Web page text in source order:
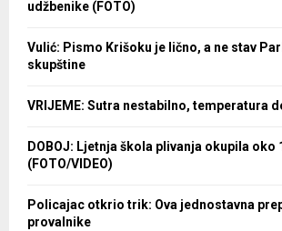
udžbenike (FOTO)
Vulić: Pismo Krišoku je lično, a ne stav
skupštine
VRIJEME: Sutra nestabilno, temperatura
DOBOJ: Ljetnja škola plivanja okupila oko
(FOTO/VIDEO)
Policajac otkrio trik: Ova jednostavna
provalnike